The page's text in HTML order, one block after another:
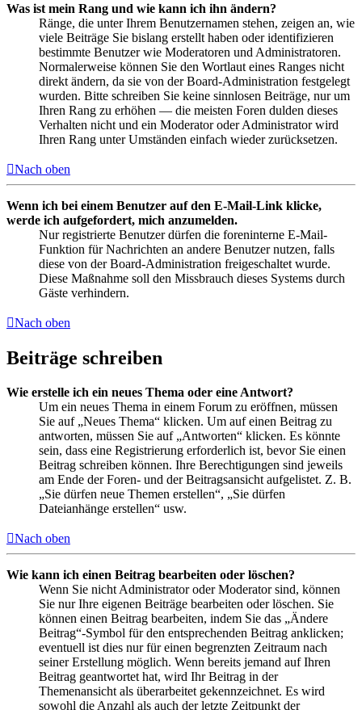
Was ist mein Rang und wie kann ich ihn ändern?
Ränge, die unter Ihrem Benutzernamen stehen, zeigen an, wie
viele Beiträge Sie bislang erstellt haben oder identifizieren
bestimmte Benutzer wie Moderatoren und Administratoren.
Normalerweise können Sie den Wortlaut eines Ranges nicht
direkt ändern, da sie von der Board-Administration festgelegt
wurden. Bitte schreiben Sie keine sinnlosen Beiträge, nur um
Ihren Rang zu erhöhen — die meisten Foren dulden dieses
Verhalten nicht und ein Moderator oder Administrator wird
Ihren Rang unter Umständen einfach wieder zurücksetzen.
Nach oben
Wenn ich bei einem Benutzer auf den E-Mail-Link klicke,
werde ich aufgefordert, mich anzumelden.
Nur registrierte Benutzer dürfen die foreninterne E-Mail-
Funktion für Nachrichten an andere Benutzer nutzen, falls
diese von der Board-Administration freigeschaltet wurde.
Diese Maßnahme soll den Missbrauch dieses Systems durch
Gäste verhindern.
Nach oben
Beiträge schreiben
Wie erstelle ich ein neues Thema oder eine Antwort?
Um ein neues Thema in einem Forum zu eröffnen, müssen
Sie auf „Neues Thema“ klicken. Um auf einen Beitrag zu
antworten, müssen Sie auf „Antworten“ klicken. Es könnte
sein, dass eine Registrierung erforderlich ist, bevor Sie einen
Beitrag schreiben können. Ihre Berechtigungen sind jeweils
am Ende der Foren- und der Beitragsansicht aufgelistet. Z. B.
„Sie dürfen neue Themen erstellen“, „Sie dürfen
Dateianhänge erstellen“ usw.
Nach oben
Wie kann ich einen Beitrag bearbeiten oder löschen?
Wenn Sie nicht Administrator oder Moderator sind, können
Sie nur Ihre eigenen Beiträge bearbeiten oder löschen. Sie
können einen Beitrag bearbeiten, indem Sie das „Ändere
Beitrag“-Symbol für den entsprechenden Beitrag anklicken;
eventuell ist dies nur für einen begrenzten Zeitraum nach
seiner Erstellung möglich. Wenn bereits jemand auf Ihren
Beitrag geantwortet hat, wird Ihr Beitrag in der
Themenansicht als überarbeitet gekennzeichnet. Es wird
sowohl die Anzahl als auch der letzte Zeitpunkt der